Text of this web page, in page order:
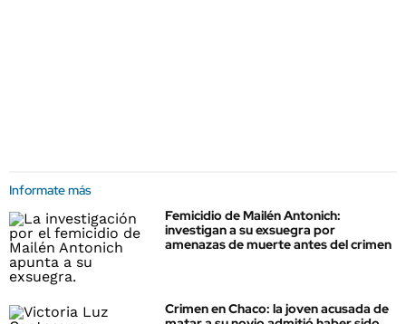
Informate más
Femicidio de Mailén Antonich:
investigan a su exsuegra por
amenazas de muerte antes del crimen
Crimen en Chaco: la joven acusada de